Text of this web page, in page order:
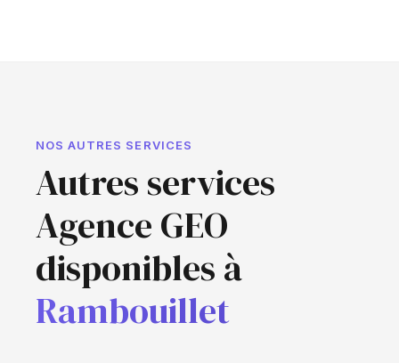
NOS AUTRES SERVICES
Autres services
Agence GEO
disponibles à
Rambouillet